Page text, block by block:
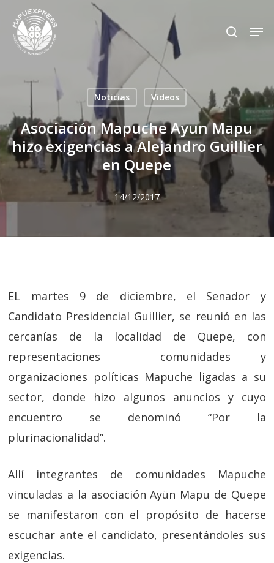
main
search
Noticias Videos
Asociación Mapuche Ayun Mapu
hizo exigencias a Alejandro Guillier
en Quepe
14/12/2017
EL martes 9 de diciembre, el Senador y
Candidato Presidencial Guillier, se reunió en las
cercanías de la localidad de Quepe, con
representaciones comunidades y
organizaciones políticas Mapuche ligadas a su
sector, donde hizo algunos anuncios y cuyo
encuentro se denominó “Por la
plurinacionalidad”.
Allí integrantes de comunidades Mapuche
vinculadas a la asociación Ayün Mapu de Quepe
se manifestaron con el propósito de hacerse
escuchar ante el candidato, presentándoles sus
exigencias.
Close